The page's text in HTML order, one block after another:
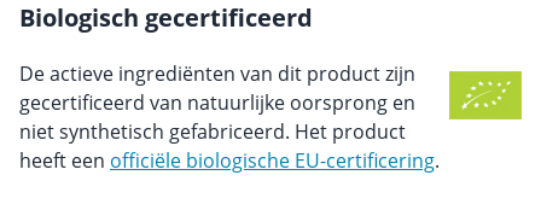
Biologisch gecertificeerd
De actieve ingrediënten van dit product zijn
gecertificeerd van natuurlijke oorsprong en
niet synthetisch gefabriceerd. Het product
heeft een officiële biologische EU-certificering.